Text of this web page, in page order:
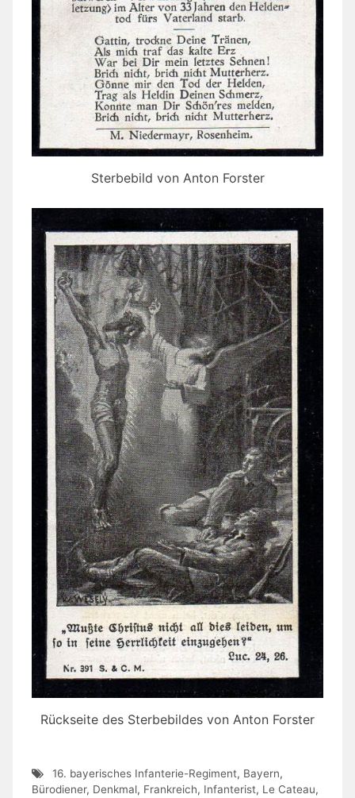
Sterbebild von Anton Forster
Rückseite des Sterbebildes von Anton Forster
16. bayerisches Infanterie-Regiment, Bayern,
Bürodiener, Denkmal, Frankreich, Infanterist, Le Cateau,